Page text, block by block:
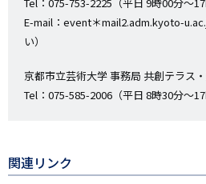
E-mail：event＊mail2.adm.kyoto-
い）
京都市立芸術大学 事務局 共創テラス
Tel：075-585-2006（平日 8時30分～17
関連リンク